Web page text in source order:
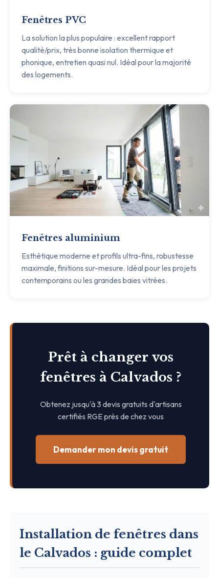
Fenêtres PVC
La solution la plus populaire : excellent rapport
qualité/prix, très bonne isolation thermique et
phonique, entretien quasi nul. Idéal pour la majorité
des logements.
Fenêtres aluminium
Esthétique moderne et profils ultra-fins, robustesse
maximale, finitions sur-mesure. Idéal pour les projets
contemporains ou les grandes baies vitrées.
Prêt à changer vos
fenêtres à Calvados ?
Obtenez jusqu'à 3 devis gratuits d'artisans
certifiés RGE près de chez vous
Demander mon devis gratuit
Installation de fenêtres dans
le Calvados : guide complet